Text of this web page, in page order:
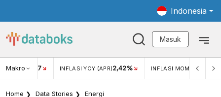
Indonesia
Masuk
Makro
USD/IDR 17 INFLASI YOY (APR)2,42% INFLASI MOM (APR)
Home Data Stories Energi